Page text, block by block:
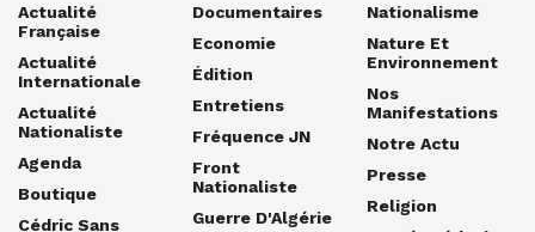
Actualité
Française
Actualité
Internationale
Actualité
Nationaliste
Agenda
Boutique
Cédric Sans
Documentaires
Economie
Édition
Entretiens
Fréquence JN
Front
Nationaliste
Guerre D'Algérie
Nationalisme
Nature Et
Environnement
Nos
Manifestations
Notre Actu
Presse
Religion